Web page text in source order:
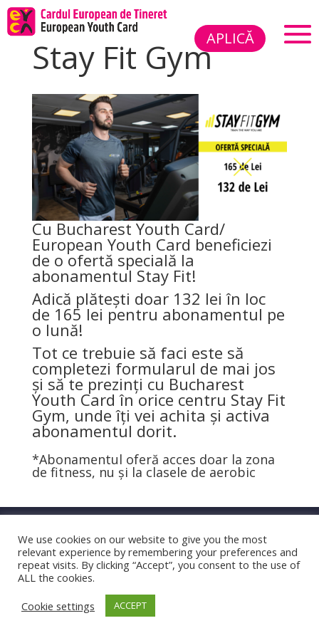
APLICĂ
Stay Fit Gym
Cu Bucharest Youth Card/
European Youth Card beneficiezi
de o ofertă specială la
abonamentul Stay Fit!
Adică plătești doar 132 lei în loc
de 165 lei pentru abonamentul pe
o lună!
Tot ce trebuie să faci este să
completezi formularul de mai jos
și să te prezinți cu Bucharest
Youth Card în orice centru Stay Fit
Gym, unde îți vei achita și activa
abonamentul dorit.
*Abonamentul oferă acces doar la zona
de fitness, nu și la clasele de aerobic
We use cookies on our website to give you the most
relevant experience by remembering your preferences and
repeat visits. By clicking “Accept”, you consent to the use of
ALL the cookies.
Cookie settings
ACCEPT